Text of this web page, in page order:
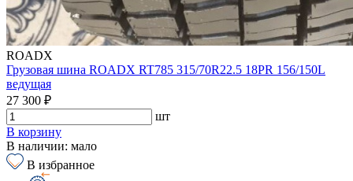
ROADX
Грузовая шина ROADX RT785 315/70R22.5 18PR 156/150L
ведущая
27 300 ₽
шт
В корзину
В наличии: мало
В избранное